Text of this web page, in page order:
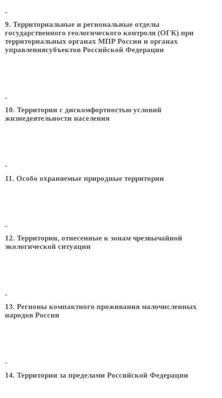
-
9. Территориальные и региональные отделы
государственного геологического контроля (ОГК) при
территориальных органах МПР России и органах
управлениясубъектов Российской Федерации
-
10. Территории с дискомфортностью условий
жизнедеятельности населения
-
11. Особо охраняемые природные территории
-
12. Территории, отнесенные к зонам чрезвычайной
экологической ситуации
-
13. Регионы компактного проживания малочисленных
народов России
-
14. Территории за пределами Российской Федерации